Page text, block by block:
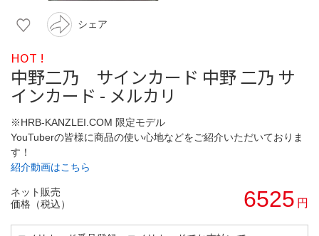
シェア
HOT !
中野二乃 サインカード 中野 二乃 サ
インカード - メルカリ
※HRB-KANZLEI.COM 限定モデル
YouTuberの皆様に商品の使い心地などをご紹介いただいておりま
す！
紹介動画はこちら
ネット販売
価格（税込）
6525 円